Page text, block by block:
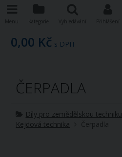
0,00 Kč s DPH
ČERPADLA
Díly pro zemědělskou techniku
Kejdová technika
Čerpadla
Menu Kategorie Vyhledávání Přihlášení